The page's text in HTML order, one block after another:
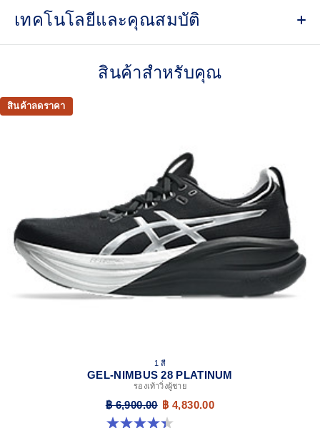
เทคโนโลยีและคุณสมบัติ
A lightweight, breathable knit material that reduces the need
for additional overlays.
PureGEL™ technology
Softer, updated version of our GEL™ technology that
FF BLAST™ PLUS cushioning
Midsole foam that provides a blend of cloud like cushioning
and a responsive ride that is lighter than FF BLAST™.
OrthoLite™ X-55 sockliner
Premium sockliner that provides cushioning performance
and moisture management for a cooler, dryer environment.
Reflective details
Visibility for enhanced nightime and early-morning reflective
materials to help provide advanced grip for various terrains
and advanced durability.
At least 75% of the shoe's main upper material is made
with recycled content to reduce waste and carbon
สินค้าสำหรับคุณ
สินค้าลดราคา
1 สี
GEL-NIMBUS 28 PLATINUM
รองเท้าวิ่งผู้ชาย
฿ 6,900.00 ฿ 4,830.00
4.4 จาก 5 ดาว 32 รีวิว